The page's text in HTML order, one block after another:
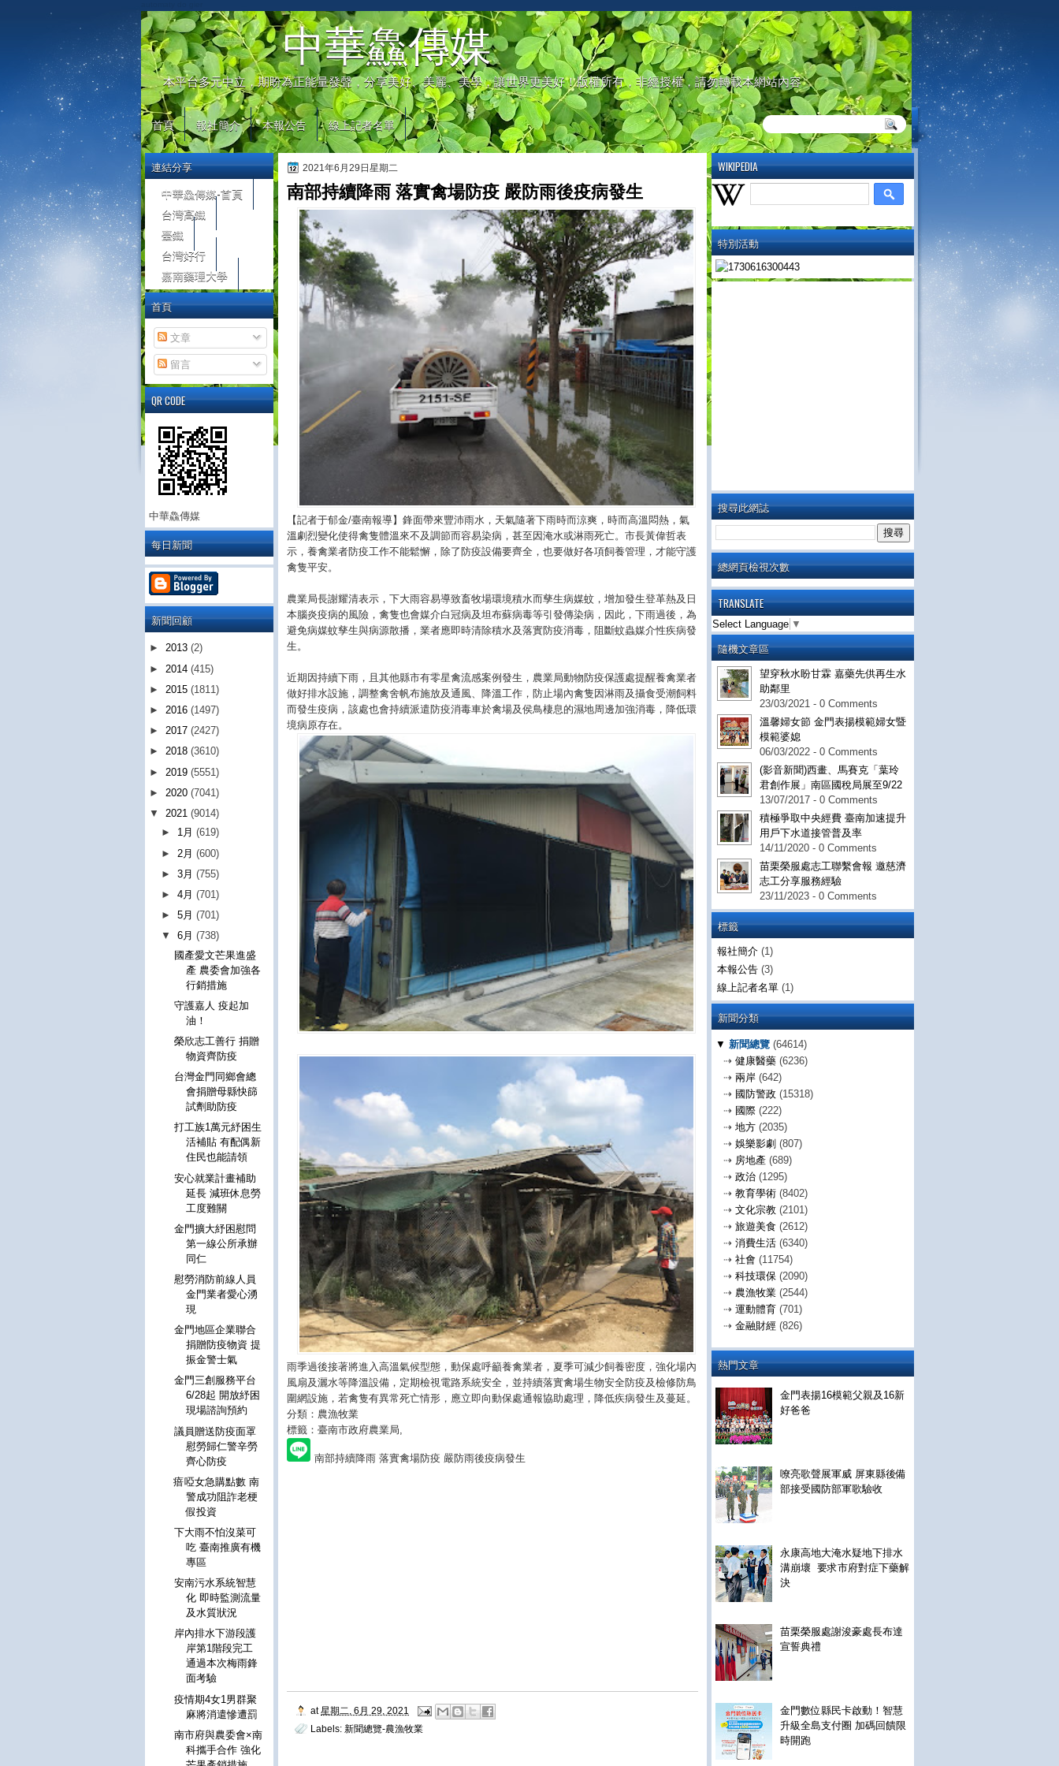
中華鱻傳媒
本平台多元中立，期盼為正能量發聲，分享美好、美麗、美學，讓世界更美好！版權所有，非經授權，請勿轉載本網站內容
首頁 報社簡介 本報公告 線上記者名單
WIKIPEDIA
特別活動
搜尋此網誌
總網頁檢視次數
TRANSLATE
Select Language ▼
隨機文章區
望穿秋水盼甘霖 嘉藥先供再生水
助鄰里
23/03/2021 - 0 Comments
溫馨婦女節 金門表揚模範婦女暨
模範婆媳
06/03/2022 - 0 Comments
(影音新聞)西畫、馬賽克「葉玲
君創作展」南區國稅局展至9/22
13/07/2017 - 0 Comments
積極爭取中央經費 臺南加速提升
用戶下水道接管普及率
14/11/2020 - 0 Comments
苗栗榮服處志工聯繫會報 邀慈濟
志工分享服務經驗
23/11/2023 - 0 Comments
標籤
報社簡介 (1)
本報公告 (3)
線上記者名單 (1)
新聞分類
▼ 新聞總覽 (64614)
⇢ 健康醫藥 (6236)
⇢ 兩岸 (642)
⇢ 國防警政 (15318)
⇢ 國際 (222)
⇢ 地方 (2035)
⇢ 娛樂影劇 (807)
⇢ 房地產 (689)
⇢ 政治 (1295)
⇢ 教育學術 (8402)
⇢ 文化宗教 (2101)
⇢ 旅遊美食 (2612)
⇢ 消費生活 (6340)
⇢ 社會 (11754)
⇢ 科技環保 (2090)
⇢ 農漁牧業 (2544)
⇢ 運動體育 (701)
⇢ 金融財經 (826)
熱門文章
金門表揚16模範父親及16新
好爸爸
嘹亮歌聲展軍威 屏東縣後備
部接受國防部軍歌驗收
永康高地大淹水疑地下排水
溝崩壞 要求市府對症下藥解
決
苗栗榮服處謝浚豪處長布達
宣誓典禮
金門數位縣民卡啟動！智慧
升級全島支付圈 加碼回饋限
時開跑
2021年6月29日星期二
南部持續降雨 落實禽場防疫 嚴防雨後疫病發生
【記者于郁金/臺南報導】鋒面帶來豐沛雨水，天氣隨著下雨時而涼爽，時而高溫悶熱，氣
溫劇烈變化使得禽隻體溫來不及調節而容易染病，甚至因淹水或淋雨死亡。市長黃偉哲表
示，養禽業者防疫工作不能鬆懈，除了防疫設備要齊全，也要做好各項飼養管理，才能守護
禽隻平安。
農業局長謝耀清表示，下大雨容易導致畜牧場環境積水而孳生病媒蚊，增加發生登革熱及日
本腦炎疫病的風險，禽隻也會媒介白冠病及坦布蘇病毒等引發傳染病，​因此，下雨過後，為
避免病媒蚊孳生與病源散播，業者應即時清除積水及落實防疫消毒，阻斷蚊蟲媒介性疾病發
生。
近期因持續下雨，且其他縣市有零星禽流感案例發生，農業局動物防疫保護處提醒養禽業者
做好排水設施，調整禽舍帆布施放及通風、降溫工作，防止場內禽隻因淋雨及攝食受潮飼料
而發生疫病，該處也會持續派遣防疫消毒車於禽場及侯鳥棲息的濕地周邊加強消毒，降低環
境病原存在。
雨季過後接著將進入高溫氣候型態，動保處呼籲養禽業者，夏季可減少飼養密度，強化場內
風扇及灑水等降溫設備，定期檢視電路系統安全，並持續落實禽場生物安全防疫及檢修防鳥
圍網設施，若禽隻有異常死亡情形，應立即向動保處通報協助處理，降低疾病發生及蔓延。
分類：農漁牧業
標籤：臺南市政府農業局
南部持續降雨 落實禽場防疫 嚴防雨後疫病發生
at 星期二, 6月 29, 2021
Labels: 新聞總覽-農漁牧業
連結分享
中華鱻傳媒-首頁
台灣高鐵
臺鐵
台灣好行
嘉南藥理大學
首頁
文章
留言
QR CODE
中華鱻傳媒
每日新聞
新聞回顧
► 2013 (2)
► 2014 (415)
► 2015 (1811)
► 2016 (1497)
► 2017 (2427)
► 2018 (3610)
► 2019 (5551)
► 2020 (7041)
▼ 2021 (9014)
► 1月(619)
► 2月(600)
►3月(755)
►4月(701)
►5月(701)
▼6月(738)
國產愛文芒果進盛
產 農委會加強各
行銷措施
守護嘉人 疫起加
油！
榮欣志工善行 捐贈
物資齊防疫
台灣金門同鄉會總
會捐贈母縣快篩
試劑助防疫
打工族1萬元紓困生
活補貼 有配偶新
住民也能請領
安心就業計畫補助
延長 減班休息勞
工度難關
金門擴大紓困慰問
第一線公所承辦
同仁
慰勞消防前線人員
金門業者愛心湧
現
金門地區企業聯合
捐贈防疫物資 提
振金警士氣
金門三創服務平台
6/28起 開放紓困
現場諮詢預約
議員贈送防疫面罩
慰勞歸仁警辛勞
齊心防疫
瘖啞女急購點數 南
警成功阻詐老梗
假投資
下大雨不怕沒菜可
吃 臺南推廣有機
專區
安南污水系統智慧
化 即時監測流量
及水質狀況
岸內排水下游段護
岸第1階段完工
通過本次梅雨鋒
面考驗
疫情期4女1男群聚
麻將消遣慘遭罰
南市府與農委會×南
科攜手合作 強化